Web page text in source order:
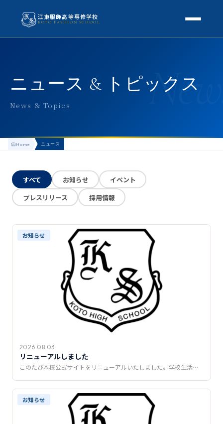
江東服飾高等専修学校
KOTO FASHION SCHOOL
アクセス
よくある質問
スクールライフ
生徒の1日
KOTO COLLECTION
卒業生インタビュー
募集要項
学費・助成金
推薦制度
転入学・編入学
オープンキャンパス
ニュース & トピックス
News & Topics
Home ニュース
すべて お知らせ
イベント
プレスリリース
採用情報
お知らせ
2026.08.03
リニューアルしました
このたび本校公式サイトをリニューアルいたしました。学校生活…
お知らせ